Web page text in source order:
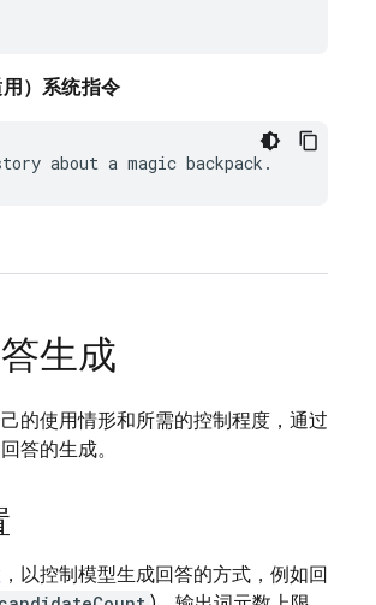
）系统指令
生成
的使用情形和所需的控制程度，通过
答的生成。
，以控制模型生成回答的方式，例如回